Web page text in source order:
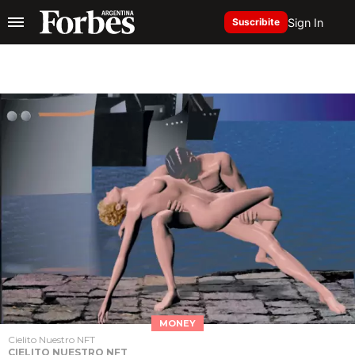
Suscribite Sign In
MONEY
Cielito Nuestro NFT
CIELITO NUESTRO NFT